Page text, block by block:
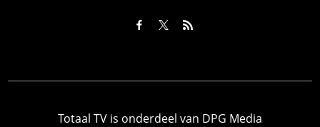
Totaal TV is onderdeel van DPG Media